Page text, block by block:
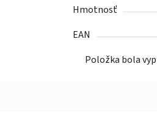
Hmotnosť
EAN
Položka bola